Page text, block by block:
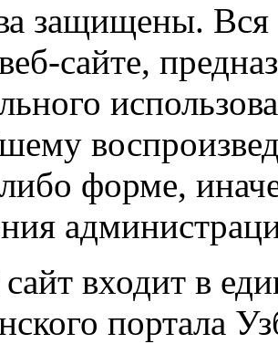
защищены.
сайте,
форме,
входит в
портала